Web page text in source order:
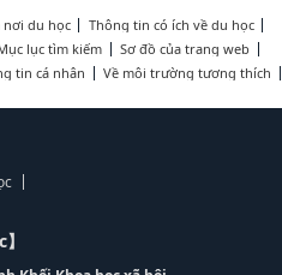
nơi du học
Thông tin có ích về du học
lục tìm kiếm
Sơ đồ của trang web
tin cá nhân Về môi trường tương thích